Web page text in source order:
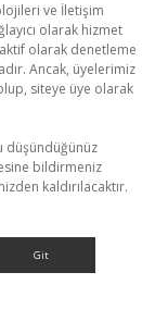
ve İletişim
olarak hizmet
olarak denetleme
Ancak, üyelerimiz
siteye üye olarak
düşündüğünüz
bildirmeniz
kaldırılacaktır.